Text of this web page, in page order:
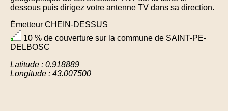
dessous puis dirigez votre antenne TV dans sa direction.
Émetteur CHEIN-DESSUS
10 % de couverture sur la commune de SAINT-PE-
DELBOSC
Latitude : 0.918889
Longitude : 43.007500